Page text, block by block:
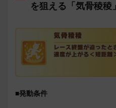
を狙える「気骨稜稜」
■発動条件